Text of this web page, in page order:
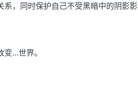
，同时保护自己不受黑暗中的阴影影
…世界。